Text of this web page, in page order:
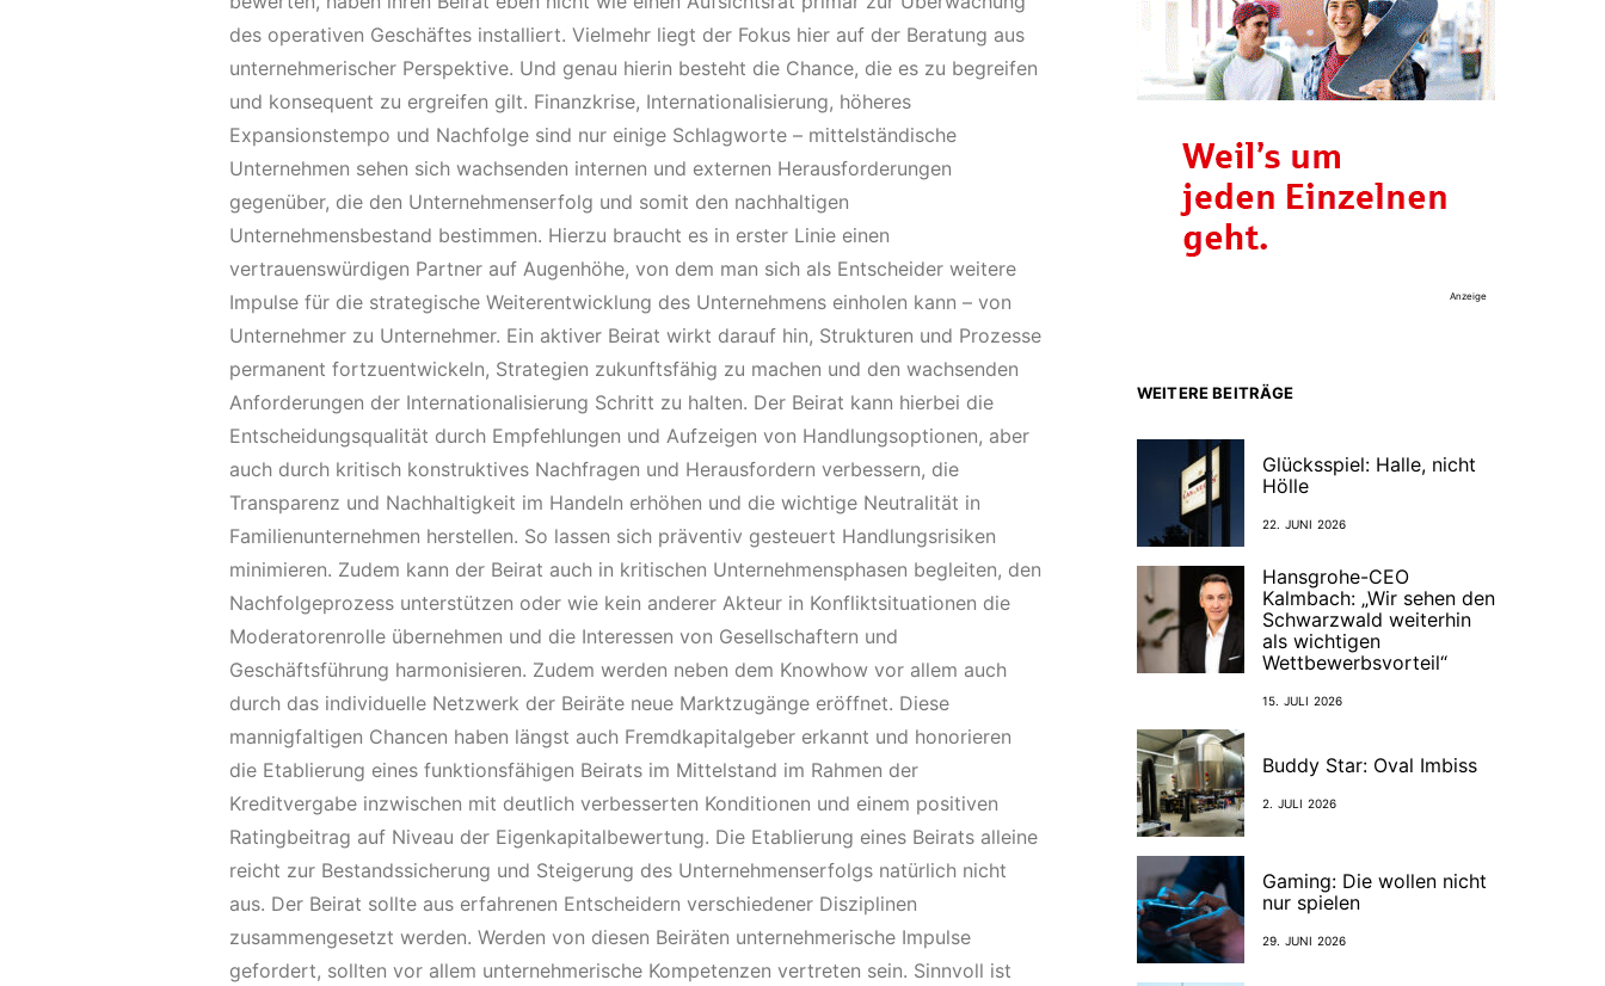
des operativen Geschäftes installiert. Vielmehr liegt der Fokus hier auf der Beratung aus
unternehmerischer Perspektive. Und genau hierin besteht die Chance, die es zu begreifen
und konsequent zu ergreifen gilt. Finanzkrise, Internationalisierung, höheres
Expansionstempo und Nachfolge sind nur einige Schlagworte – mittelständische
Unternehmen sehen sich wachsenden internen und externen Herausforderungen
gegenüber, die den Unternehmenserfolg und somit den nachhaltigen
Unternehmensbestand bestimmen. Hierzu braucht es in erster Linie einen
vertrauenswürdigen Partner auf Augenhöhe, von dem man sich als Entscheider weitere
Impulse für die strategische Weiterentwicklung des Unternehmens einholen kann – von
Unternehmer zu Unternehmer. Ein aktiver Beirat wirkt darauf hin, Strukturen und Prozesse
permanent fortzuentwickeln, Strategien zukunftsfähig zu machen und den wachsenden
Anforderungen der Internationalisierung Schritt zu halten. Der Beirat kann hierbei die
Entscheidungsqualität durch Empfehlungen und Aufzeigen von Handlungsoptionen, aber
auch durch kritisch konstruktives Nachfragen und Herausfordern verbessern, die
Transparenz und Nachhaltigkeit im Handeln erhöhen und die wichtige Neutralität in
Familienunternehmen herstellen. So lassen sich präventiv gesteuert Handlungsrisiken
minimieren. Zudem kann der Beirat auch in kritischen Unternehmensphasen begleiten, den
Nachfolgeprozess unterstützen oder wie kein anderer Akteur in Konfliktsituationen die
Moderatorenrolle übernehmen und die Interessen von Gesellschaftern und
Geschäftsführung harmonisieren. Zudem werden neben dem Knowhow vor allem auch
durch das individuelle Netzwerk der Beiräte neue Marktzugänge eröffnet. Diese
mannigfaltigen Chancen haben längst auch Fremdkapitalgeber erkannt und honorieren
die Etablierung eines funktionsfähigen Beirats im Mittelstand im Rahmen der
Kreditvergabe inzwischen mit deutlich verbesserten Konditionen und einem positiven
Ratingbeitrag auf Niveau der Eigenkapitalbewertung. Die Etablierung eines Beirats alleine
reicht zur Bestandssicherung und Steigerung des Unternehmenserfolgs natürlich nicht
aus. Der Beirat sollte aus erfahrenen Entscheidern verschiedener Disziplinen
zusammengesetzt werden. Werden von diesen Beiräten unternehmerische Impulse
gefordert, sollten vor allem unternehmerische Kompetenzen vertreten sein. Sinnvoll ist
Anzeige
WEITERE BEITRÄGE
Glücksspiel: Halle, nicht
Hölle
22. JUNI 2026
Hansgrohe-CEO
Kalmbach: „Wir sehen den
Schwarzwald weiterhin
als wichtigen
Wettbewerbsvorteil“
15. JULI 2026
Buddy Star: Oval Imbiss
2. JULI 2026
Gaming: Die wollen nicht
nur spielen
29. JUNI 2026